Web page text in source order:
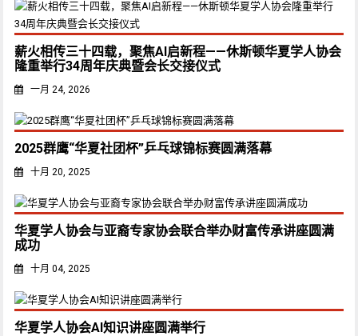
薪火相传三十四载，聚焦AI启新程——休斯顿华夏学人协会
隆重举行34周年庆典暨会长交接仪式
一月 24, 2026
2025群鹰“华夏社团杯”乒乓球锦标赛圆满落幕
十月 20, 2025
华夏学人协会与亚裔专家协会联合举办财富传承讲座圆满
成功
十月 04, 2025
华夏学人协会AI知识讲座圆满举行